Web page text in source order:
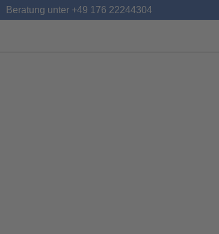
Beratung unter +49 176 22244304